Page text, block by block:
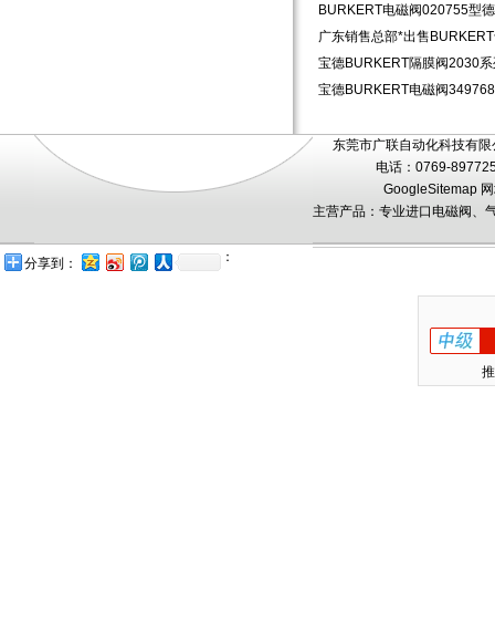
BURKERT电磁阀020755型
广东销售总部*出售
宝德BURKERT隔膜阀2030
宝德BURKERT电磁阀
东莞市广联自动化科技有
电话：0769-
GoogleSitemap
主营产品：专业进口电磁阀、
：
分享到：